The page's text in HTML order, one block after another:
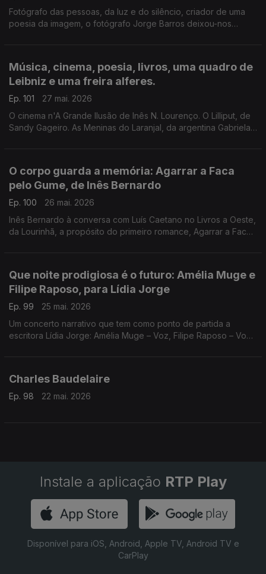
Fotógrafo das pessoas, da luz e do silêncio, criador de uma
poesia da imagem, o fotógrafo Jorge Barros deixou-nos
Música, cinema, poesia, livros, uma quadro de
Leibniz e uma freira alferes.
Ep. 101
27 mai. 2026
O cinema n'A Grande Ilusão de Inês N. Lourenço. O Lilliput, de
Sandy Gageiro. As Meninas do Laranjal, da argentina Gabriela
O corpo guarda a memória: Agarrar a Faca
pelo Gume, de Inês Bernardo
Ep. 100
26 mai. 2026
Inês Bernardo à conversa com Luís Caetano no Livros a Oeste,
da Lourinhã, a propósito do primeiro romance, Agarrar a Faca
Que noite prodigiosa é o futuro: Amélia Muge e
Filipe Raposo, para Lídia Jorge
Ep. 99
25 mai. 2026
Um concerto narrativo que tem como ponto de partida a
escritora Lídia Jorge: Amélia Muge – Voz, Filipe Raposo – Voz
Charles Baudelaire
Ep. 98 22 mai. 2026
Instale a aplicação RTP Play
Disponível para iOS, Android, Apple TV, Android TV e
CarPlay